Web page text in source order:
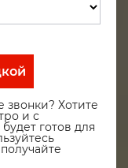
Хотите
и с
готов для